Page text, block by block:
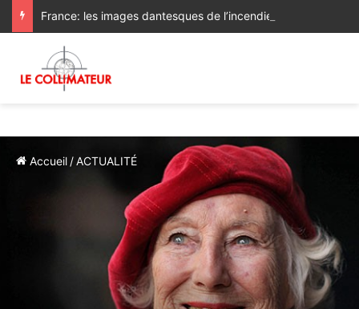
Accueil /ACTUALITÉ